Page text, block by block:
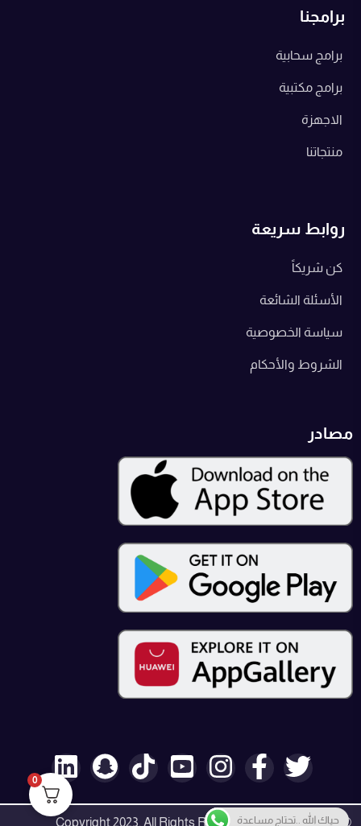
برامجنا
برامج سحابية
برامج مكتبية
الاجهزة
منتجاتنا
روابط سريعة
كن شريكاً
الأسئلة الشائعة
سياسة الخصوصية
الشروط والأحكام
مصادر
© Copyright 2023, All Rights Reserved by Expert Tech حياك الله ..تحتاج مساعدة
0